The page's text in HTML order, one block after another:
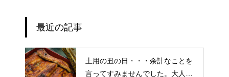
最近の記事
土用の丑の日・・・余計なことを
言ってすみませんでした。大人気